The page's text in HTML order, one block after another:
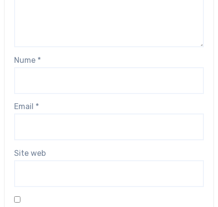
Nume *
Email *
Site web